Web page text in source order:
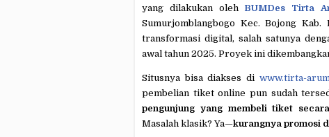
yang dilakukan oleh BUMDes Tirta
Sumurjomblangbogo Kec. Bojong
transformasi digital, salah satunya
awal tahun 2025. Proyek ini
Situsnya bisa diakses di www.tirta-
pembelian tiket online pun sudah
pengunjung yang membeli tiket
Masalah klasik? Ya—kurangnya promosi